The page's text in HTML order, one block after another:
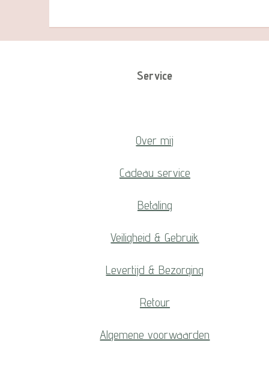
Service
Over mij
Cadeau service
Betaling
Veiligheid & Gebruik
Levertijd & Bezorging
Retour
Algemene voorwaarden